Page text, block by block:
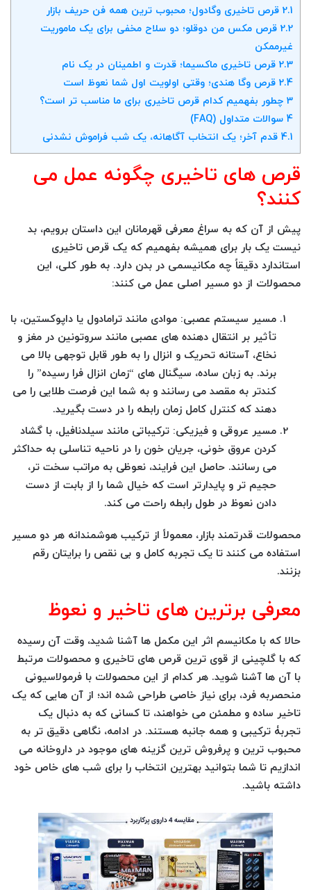
2.1 قرص تاخیری وگادول؛ محبوب ترین همه فن حریف بازار
2.2 قرص مکس من دوقلو؛ دو سلاح مخفی برای یک ماموریت
غیرممکن
2.3 قرص تاخیری ماکسیما؛ قدرت و اطمینان در یک نام
2.4 قرص وگا هندی؛ وقتی اولویت اول شما نعوظ است
3 چطور بفهمیم کدام قرص تاخیری برای ما مناسب تر است؟
4 سوالات متداول (FAQ)
4.1 قدم آخر؛ یک انتخاب آگاهانه، یک شب فراموش نشدنی
قرص های تاخیری چگونه عمل می
کنند؟
پیش از آن که به سراغ معرفی قهرمانان این داستان برویم، بد
نیست یک بار برای همیشه بفهمیم که یک قرص تاخیری
استاندارد دقیقاً چه مکانیسمی در بدن دارد. به طور کلی، این
محصولات از دو مسیر اصلی عمل می کنند:
مسیر سیستم عصبی: موادی مانند ترامادول یا داپوکستین، با
تأثیر بر انتقال دهنده های عصبی مانند سروتونین در مغز و
نخاع، آستانه تحریک و انزال را به طور قابل توجهی بالا می
برند. به زبان ساده، سیگنال های “زمان انزال فرا رسیده” را
کندتر به مقصد می رسانند و به شما این فرصت طلایی را می
دهند که کنترل کامل زمان رابطه را در دست بگیرید.
مسیر عروقی و فیزیکی: ترکیباتی مانند سیلدنافیل، با گشاد
کردن عروق خونی، جریان خون را در ناحیه تناسلی به حداکثر
می رسانند. حاصل این فرایند، نعوظی به مراتب سخت تر،
حجیم تر و پایدارتر است که خیال شما را از بابت از دست
دادن نعوظ در طول رابطه راحت می کند.
محصولات قدرتمند بازار، معمولاً از ترکیب هوشمندانه هر دو مسیر
استفاده می کنند تا یک تجربه کامل و بی نقص را برایتان رقم
بزنند.
معرفی برترین های تاخیر و نعوظ
حالا که با مکانیسم اثر این مکمل ها آشنا شدید، وقت آن رسیده
که با گلچینی از قوی ترین قرص های تاخیری و محصولات مرتبط
با آن ها آشنا شوید. هر کدام از این محصولات با فرمولاسیونی
منحصربه فرد، برای نیاز خاصی طراحی شده اند؛ از آن هایی که یک
تاخیر ساده و مطمئن می خواهند، تا کسانی که به دنبال یک
تجربۀ ترکیبی و همه جانبه هستند. در ادامه، نگاهی دقیق تر به
محبوب ترین و پرفروش ترین گزینه های موجود در داروخانه می
اندازیم تا شما بتوانید بهترین انتخاب را برای شب های خاص خود
داشته باشید.